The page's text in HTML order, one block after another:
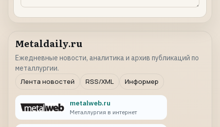
Metaldaily.ru
Ежедневные новости, аналитика и архив публикаций по
металлургии.
Лента новостей
RSS/XML Информер
metalweb.ru
Металлургия в интернет